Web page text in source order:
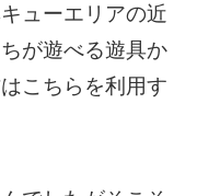
ューエリアの近
が遊べる遊具か
こちらを利用す